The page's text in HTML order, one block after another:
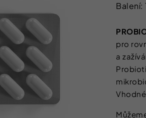
5,0
z
5
Balení:
pro
a
MÁSLEM 1 PÁR
188 Kč